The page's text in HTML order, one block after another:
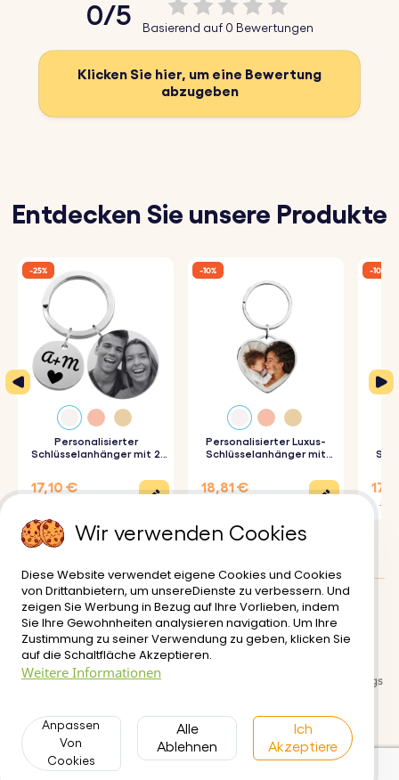
0/5 Basierend auf 0 Bewertungen
Klicken Sie hier, um eine Bewertung
abzugeben
Entdecken Sie unsere Produkte
Personalisierter
Schlüsselanhänger mit 2
17,10 €
-25%
Personalisierter Luxus-
Schlüsselanhänger mit
18,81 €
-10% -10%
Lieferung
Nutzungsbedinungen
Sichere zahlungsabwicklung
Rückgabe- und Rückerstattungs
Datenschutzerklärung
Kundenbewertungen: 4.5/5
Wir verwenden Cookies
Diese Website verwendet eigene Cookies und Cookies
von Drittanbietern, um unsereDienste zu verbessern. Und
zeigen Sie Werbung in Bezug auf Ihre Vorlieben, indem
Sie Ihre Gewohnheiten analysieren navigation. Um Ihre
Zustimmung zu seiner Verwendung zu geben, klicken Sie
auf die Schaltfläche Akzeptieren.
Weitere Informationen
Anpassen
Von
Cookies
Alle
Ablehnen
Ich
Akzeptiere